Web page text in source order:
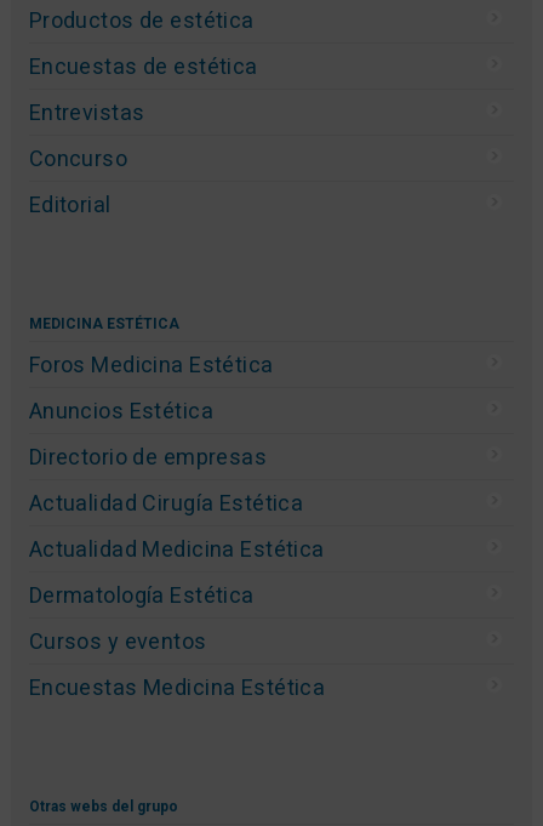
Productos de estética
Encuestas de estética
Entrevistas
Concurso
Editorial
MEDICINA ESTÉTICA
Foros Medicina Estética
Anuncios Estética
Directorio de empresas
Actualidad Cirugía Estética
Actualidad Medicina Estética
Dermatología Estética
Cursos y eventos
Encuestas Medicina Estética
Otras webs del grupo